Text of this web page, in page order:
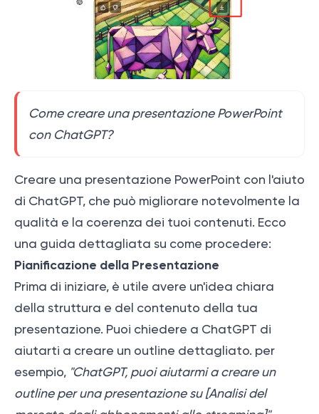
Come creare una presentazione PowerPoint
con ChatGPT?
Creare una presentazione PowerPoint con l'aiuto
di ChatGPT, che può migliorare notevolmente la
qualità e la coerenza dei tuoi contenuti. Ecco
una guida dettagliata su come procedere:
Pianificazione della Presentazione
Prima di iniziare, è utile avere un'idea chiara
della struttura e del contenuto della tua
presentazione. Puoi chiedere a ChatGPT di
aiutarti a creare un outline dettagliato. per
esempio, "ChatGPT, puoi aiutarmi a creare un
outline per una presentazione su [Analisi del